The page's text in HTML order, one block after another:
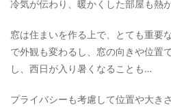
冷気が伝わり、暖かくした部屋も熱
窓は住まいを作る上で、とても重要
で外観も変わるし、窓の向きや位置
し、西日が入り暑くなることも…
プライバシーも考慮して位置や大き